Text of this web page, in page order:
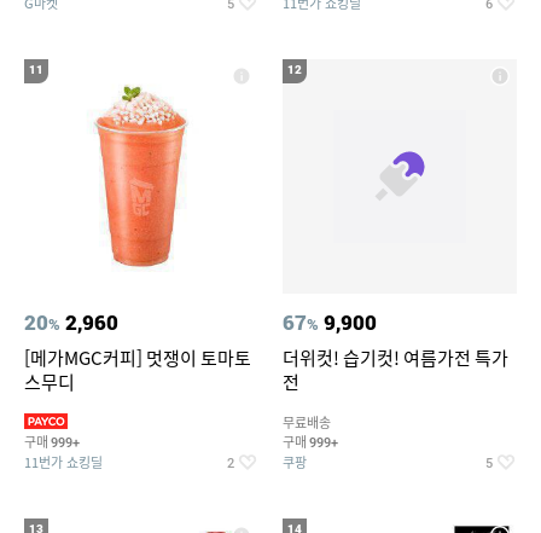
5 6
11
20% 2,960
[메가MGC커피] 멋쟁이 토마토
스무디
구매 999+
11번가 쇼킹딜 2
12
67% 9,900
더위컷! 습기컷! 여름가전 특가
전
무료배송
구매 999+
쿠팡 5
13 14